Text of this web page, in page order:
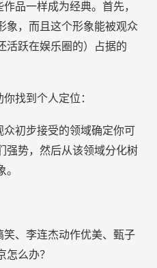
品一样成为经典。首先，
象，而且这个形象能被观众
活跃在娱乐圈的）占据的
找到个人定位：
众初步接受的领域确定你可
强势，然后从该领域分化树
、李连杰动作优美、甄子
么办？